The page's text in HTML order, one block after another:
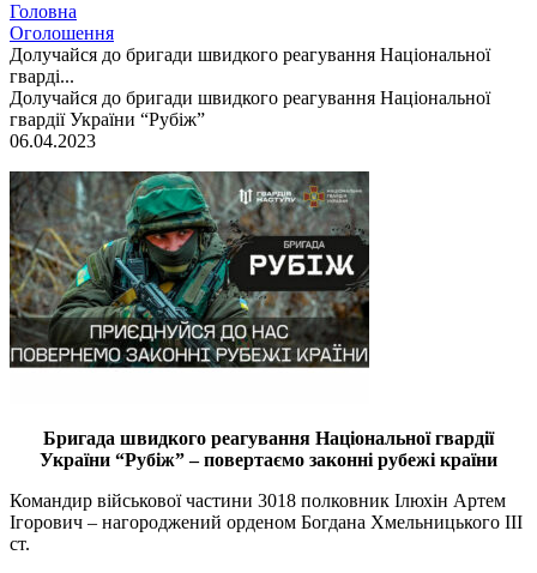
Головна
Оголошення
Долучайся до бригади швидкого реагування Національної
гварді...
Долучайся до бригади швидкого реагування Національної
гвардії України “Рубіж”
06.04.2023
Бригада швидкого реагування Національної гвардії
України “Рубіж” – повертаємо законні рубежі країни
Командир військової частини 3018 полковник Ілюхін Артем
Ігорович – нагороджений орденом Богдана Хмельницького ІІІ
ст.